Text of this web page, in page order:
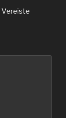
Vereiste